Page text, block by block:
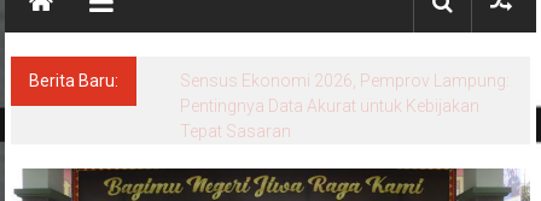
Mitra
Terpercaya
Berita Baru:
Sensus Ekonomi 2026, Pemprov Lampung:
Pentingnya Data Akurat untuk Kebijakan
Tepat Sasaran